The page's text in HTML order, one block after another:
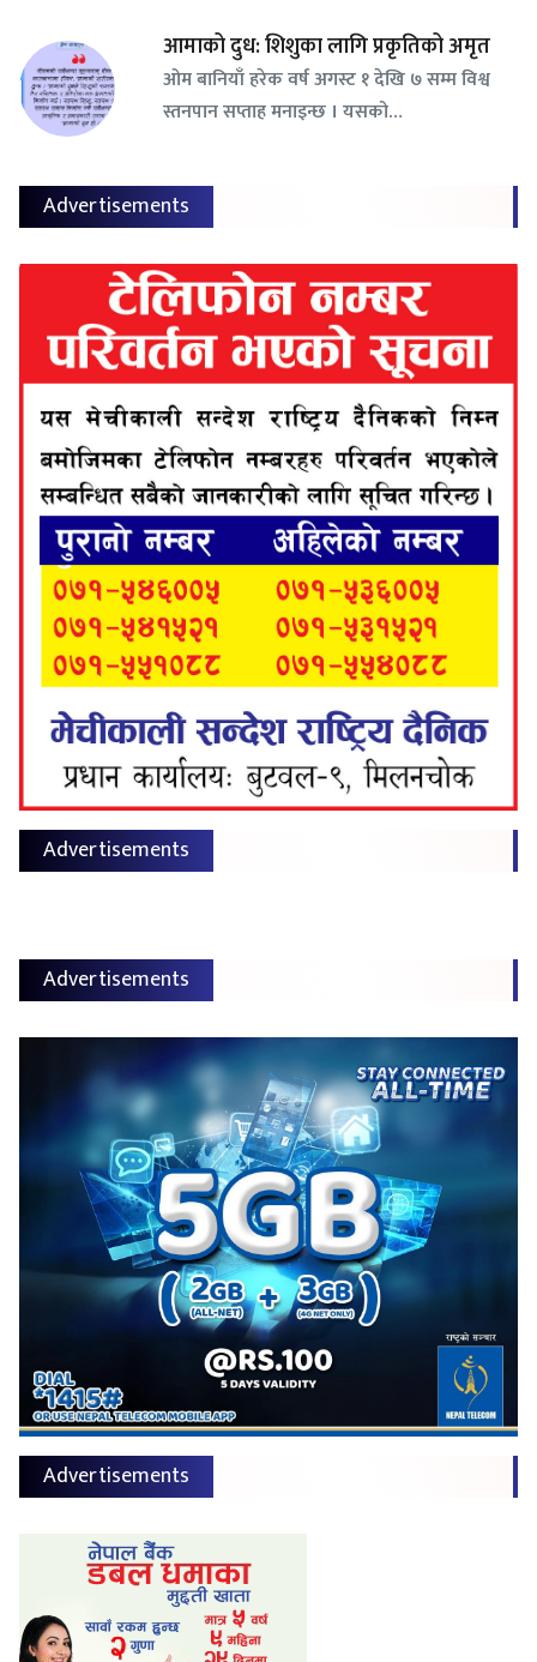
आमाको दुध: शिशुका लागि प्रकृतिको अमृत
ओम बानियाँ हरेक वर्ष अगस्ट १ देखि ७ सम्म विश्व
स्तनपान सप्ताह मनाइन्छ । यसको…
Advertisements
Advertisements
Advertisements
Advertisements